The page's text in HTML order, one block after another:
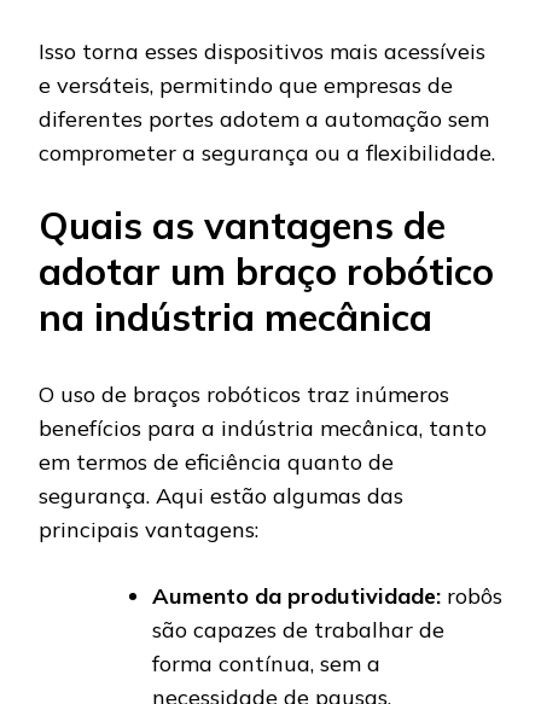
Isso torna esses dispositivos mais acessíveis
e versáteis, permitindo que empresas de
diferentes portes adotem a automação sem
comprometer a segurança ou a flexibilidade.
Quais as vantagens de
adotar um braço robótico
na indústria mecânica
O uso de braços robóticos traz inúmeros
benefícios para a indústria mecânica, tanto
em termos de eficiência quanto de
segurança. Aqui estão algumas das
principais vantagens:
Aumento da produtividade: robôs
são capazes de trabalhar de
forma contínua, sem a
necessidade de pausas,